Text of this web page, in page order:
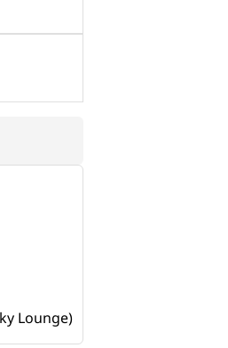
Lounge)